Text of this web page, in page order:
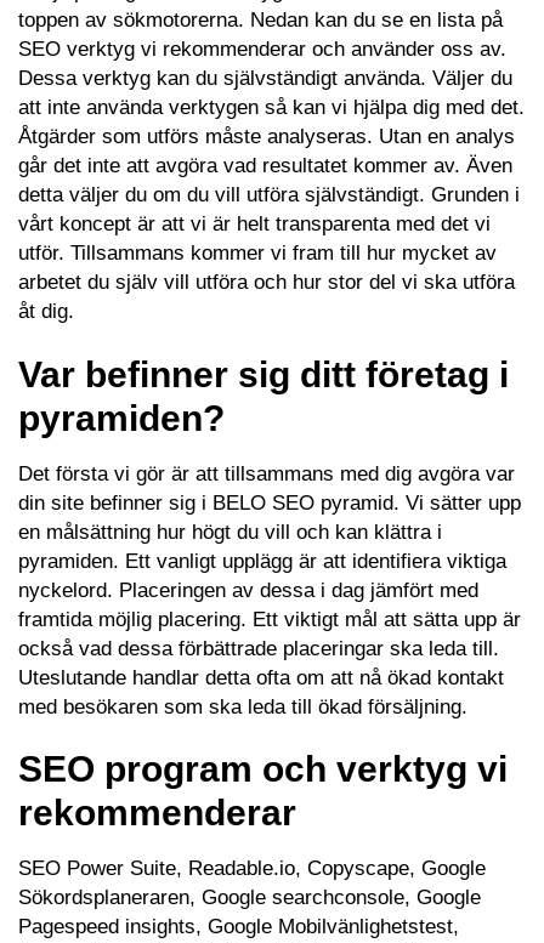
toppen av sökmotorerna. Nedan kan du se en lista på
SEO verktyg vi rekommenderar och använder oss av.
Dessa verktyg kan du självständigt använda. Väljer du
att inte använda verktygen så kan vi hjälpa dig med det.
Åtgärder som utförs måste analyseras. Utan en analys
går det inte att avgöra vad resultatet kommer av. Även
detta väljer du om du vill utföra självständigt. Grunden i
vårt koncept är att vi är helt transparenta med det vi
utför. Tillsammans kommer vi fram till hur mycket av
arbetet du själv vill utföra och hur stor del vi ska utföra
åt dig.
Var befinner sig ditt företag i
pyramiden?
Det första vi gör är att tillsammans med dig avgöra var
din site befinner sig i BELO SEO pyramid. Vi sätter upp
en målsättning hur högt du vill och kan klättra i
pyramiden. Ett vanligt upplägg är att identifiera viktiga
nyckelord. Placeringen av dessa i dag jämfört med
framtida möjlig placering. Ett viktigt mål att sätta upp är
också vad dessa förbättrade placeringar ska leda till.
Uteslutande handlar detta ofta om att nå ökad kontakt
med besökaren som ska leda till ökad försäljning.
SEO program och verktyg vi
rekommenderar
SEO Power Suite, Readable.io, Copyscape, Google
Sökordsplaneraren, Google searchconsole, Google
Pagespeed insights, Google Mobilvänlighetstest,